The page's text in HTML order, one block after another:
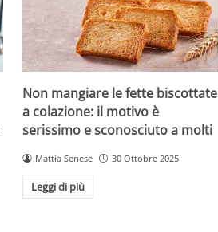
Non mangiare le fette biscottate
a colazione: il motivo è
serissimo e sconosciuto a molti
Mattia Senese 30 Ottobre 2025
Leggi di più